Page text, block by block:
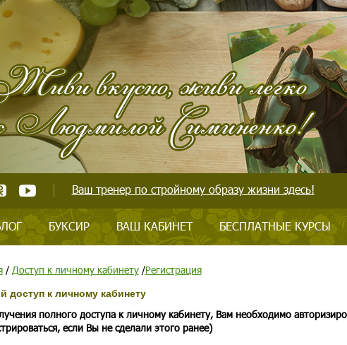
Ваш тренер по стройному образу жизни здесь!
БУКСИР ВАШ КАБИНЕТ БЕСПЛАТНЫЕ КУРСЫ
/ Доступ к личному кабинету/Регистрация
доступ к личному кабинету
полного доступа к личному кабинету, Вам необходимо
если Вы не сделали этого ранее)